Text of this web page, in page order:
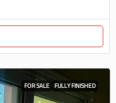
FOR SALE FULLY FINISHED